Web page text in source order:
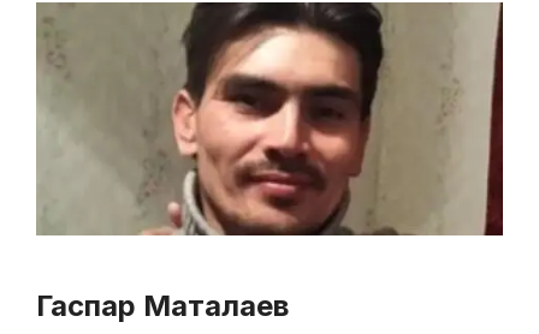
Гаспар Маталаев